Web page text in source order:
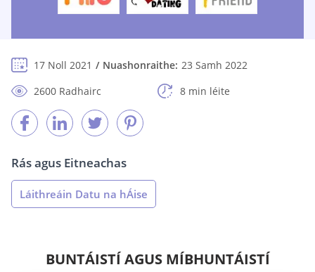
17 Noll 2021 Nuashonraithe: 23 Samh 2022
2600 Radhairc
8 min léite
Rás agus Eitneachas
Láithreáin Datu na hÁise
BUNTÁISTÍ AGUS MÍBHUNTÁISTÍ